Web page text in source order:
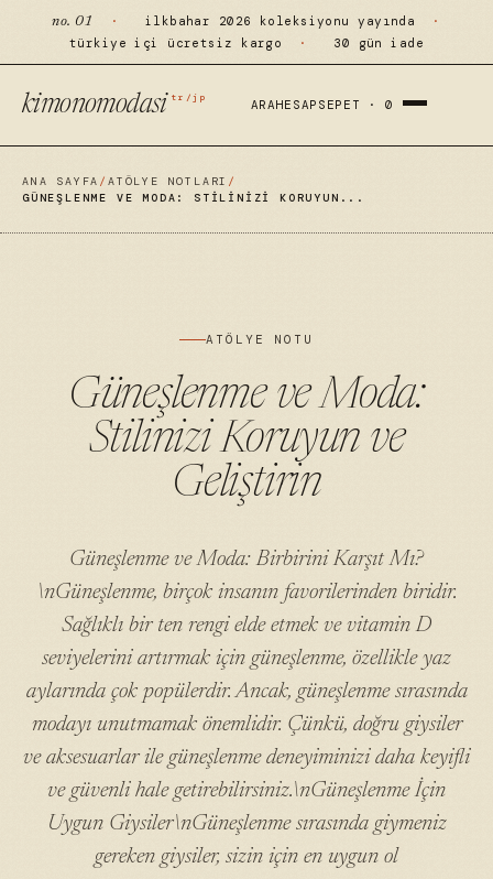
no. 01 · ilkbahar 2026 koleksiyonu yayında
·
türkiye içi ücretsiz kargo
· 30 gün iade
kimonomodasi tr/jp
ARAHESAP SEPET ·0
ANA SAYFA /ATÖLYE NOTLARI /
GÜNEŞLENME VE MODA: STILINIZI KORUYUN...
ATÖLYE NOTU
Güneşlenme ve Moda:
Stilinizi Koruyun ve
Geliştirin
Güneşlenme ve Moda: Birbirini Karşıt Mı?
\nGüneşlenme, birçok insanın favorilerinden biridir.
Sağlıklı bir ten rengi elde etmek ve vitamin D
seviyelerini artırmak için güneşlenme, özellikle yaz
aylarında çok popülerdir. Ancak, güneşlenme sırasında
modayı unutmamak önemlidir. Çünkü, doğru giysiler
ve aksesuarlar ile güneşlenme deneyiminizi daha keyifli
ve güvenli hale getirebilirsiniz.\nGüneşlenme İçin
Uygun Giysiler\nGüneşlenme sırasında giymeniz
gereken giysiler, sizin için en uygun ol